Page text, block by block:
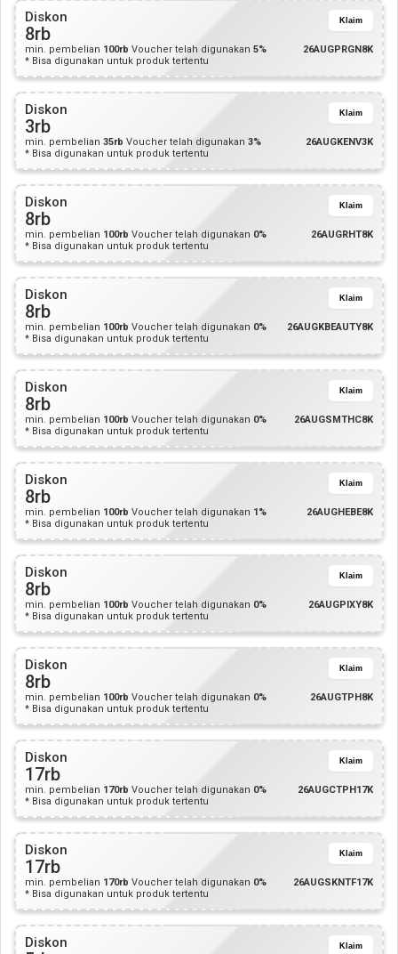
Diskon Klaim
8rb
min. pembelian 100rb 26AUGPRGN8K
Voucher telah digunakan 5%
* Bisa digunakan untuk produk tertentu
Diskon Klaim
3rb
min. pembelian 35rb 26AUGKENV3K
Voucher telah digunakan 3%
* Bisa digunakan untuk produk tertentu
Diskon Klaim
8rb
min. pembelian 100rb 26AUGRHT8K
Voucher telah digunakan 0%
* Bisa digunakan untuk produk tertentu
Diskon Klaim
8rb
min. pembelian 100rb 26AUGKBEAUTY8K
Voucher telah digunakan 0%
* Bisa digunakan untuk produk tertentu
Diskon Klaim
8rb
min. pembelian 100rb 26AUGSMTHC8K
Voucher telah digunakan 0%
* Bisa digunakan untuk produk tertentu
Diskon Klaim
8rb
min. pembelian 100rb 26AUGHEBE8K
Voucher telah digunakan 1%
* Bisa digunakan untuk produk tertentu
Diskon Klaim
8rb
min. pembelian 100rb 26AUGPIXY8K
Voucher telah digunakan 0%
* Bisa digunakan untuk produk tertentu
Diskon Klaim
8rb
min. pembelian 100rb 26AUGTPH8K
Voucher telah digunakan 0%
* Bisa digunakan untuk produk tertentu
Diskon Klaim
17rb
min. pembelian 170rb 26AUGCTPH17K
Voucher telah digunakan 0%
* Bisa digunakan untuk produk tertentu
Diskon Klaim
17rb
min. pembelian 170rb 26AUGSKNTF17K
Voucher telah digunakan 0%
* Bisa digunakan untuk produk tertentu
Diskon Klaim